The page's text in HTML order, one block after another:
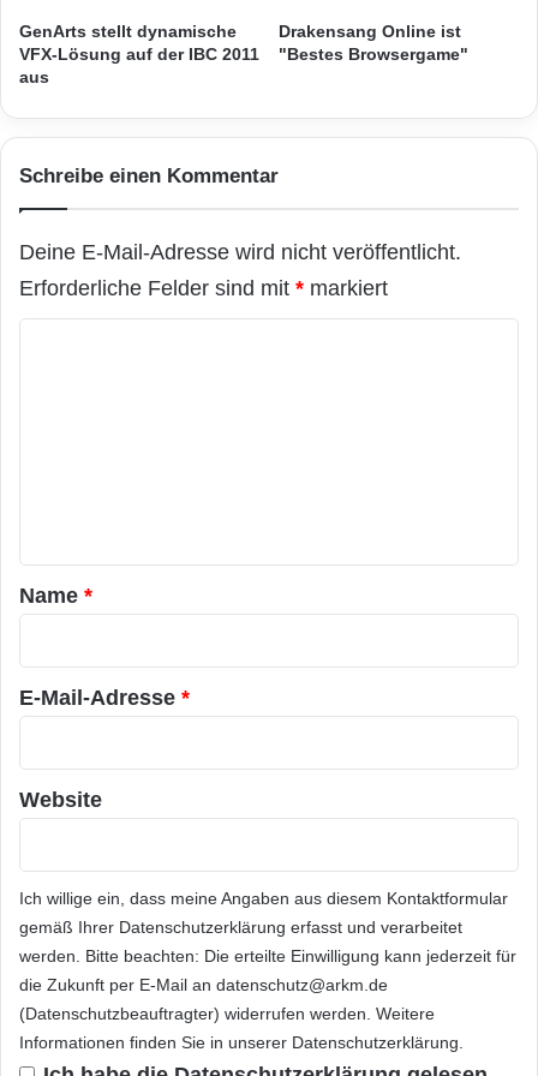
Strassenbeleuchtungen mehr steuern als nur
die Lampen.“
Echelons Lösung für die intelligente
Strassenbeleuchtung lässt sich problemlos mit
anderen Geräten und Funktionen erweitern,
beispielsweise Parkplatzbeleuchtung,
Sprinkler, Signalanlagen oder Systeme zur
Während der Messe Light + Building wird
Echelon unter dem Titel „Smart Street Lighting
Konzipierung von intelligenten
enthaltenen Richtlinien wurden inzwischen von
einigen grossen Kommunen zur Realisierung
Kopie des „Smart Street Lighting Specification
Guide“ lässt sich im Internet unter
herunterladen.
Darüber hinaus wird Echelon eine Mischung
n
GenArts stellt dynamische
VFX-Lösung auf der IBC 2011
aus
Drakensang Online ist
"Bestes Browsergame"
Schreibe einen Kommentar
Deine E-Mail-Adresse wird nicht veröffentlicht.
Erforderliche Felder sind mit * markiert
a
r
*
Name *
E-Mail-Adresse *
Website
Ich willige ein, dass meine Angaben aus diesem Kontaktformular
gemäß Ihrer Datenschutzerklärung erfasst und verarbeitet
werden. Bitte beachten: Die erteilte Einwilligung kann jederzeit für
die Zukunft per E-Mail an datenschutz@arkm.de
(Datenschutzbeauftragter) widerrufen werden. Weitere
Informationen finden Sie in unserer Datenschutzerklärung.